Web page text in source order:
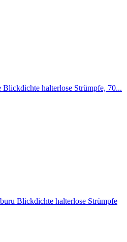
Blickdichte halterlose Strümpfe, 70...
Blickdichte halterlose Strümpfe